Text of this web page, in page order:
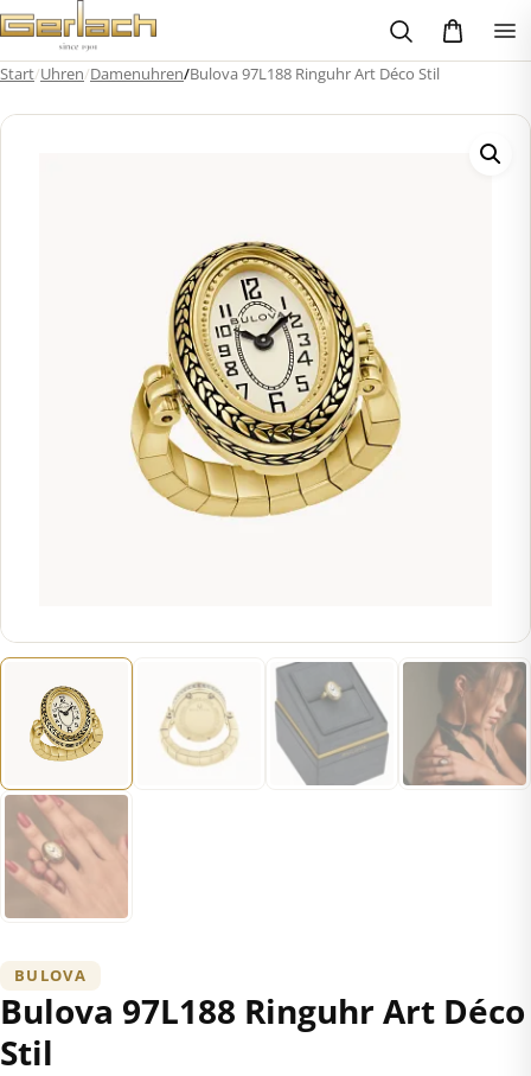
Zum
Inhalt
springen
Start/Uhren/Damenuhren/Bulova 97L188 Ringuhr Art Déco Stil
BULOVA
Bulova 97L188 Ringuhr Art Déco
Stil